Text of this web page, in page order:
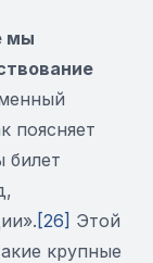
мы
поясняет
билет
[26] Этой
крупные